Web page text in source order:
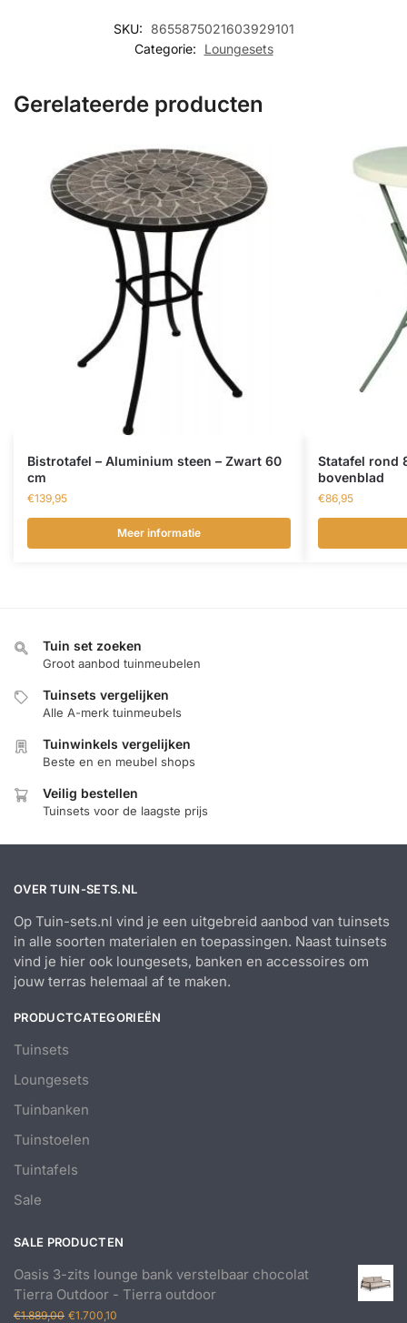
SKU:
8655875021603929101
Categorie:
Loungesets
Gerelateerde producten
Bistrotafel – Aluminium steen – Zwart 60
cm
€139,95
Meer informatie
Statafel rond
bovenblad
€86,95
Tuin set zoeken
Groot aanbod tuinmeubelen
Tuinsets vergelijken
Alle A-merk tuinmeubels
Tuinwinkels vergelijken
Beste en en meubel shops
Veilig bestellen
Tuinsets voor de laagste prijs
OVER TUIN-SETS.NL
Op Tuin-sets.nl vind je een uitgebreid aanbod van tuinsets
in alle soorten materialen en toepassingen. Naast tuinsets
vind je hier ook loungesets, banken en accessoires om
jouw terras helemaal af te maken.
PRODUCTCATEGORIEËN
Tuinsets
Loungesets
Tuinbanken
Tuinstoelen
Tuintafels
Sale
SALE PRODUCTEN
Oasis 3-zits lounge bank verstelbaar chocolat
Tierra Outdoor - Tierra outdoor
€1.889,00 Oorspronkelijke
€1.700,10